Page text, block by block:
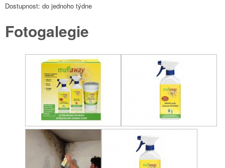
Dostupnost: do jednoho týdne
Fotogalegie